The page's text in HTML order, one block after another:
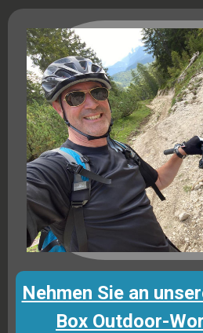
Nehmen Sie an
Box Outdoor-